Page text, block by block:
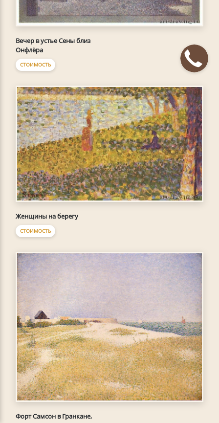
Вечер в устье Сены близ
Онфлёра
СТОИМОСТЬ
Женщины на берегу
СТОИМОСТЬ
Форт Самсон в Гранкане,